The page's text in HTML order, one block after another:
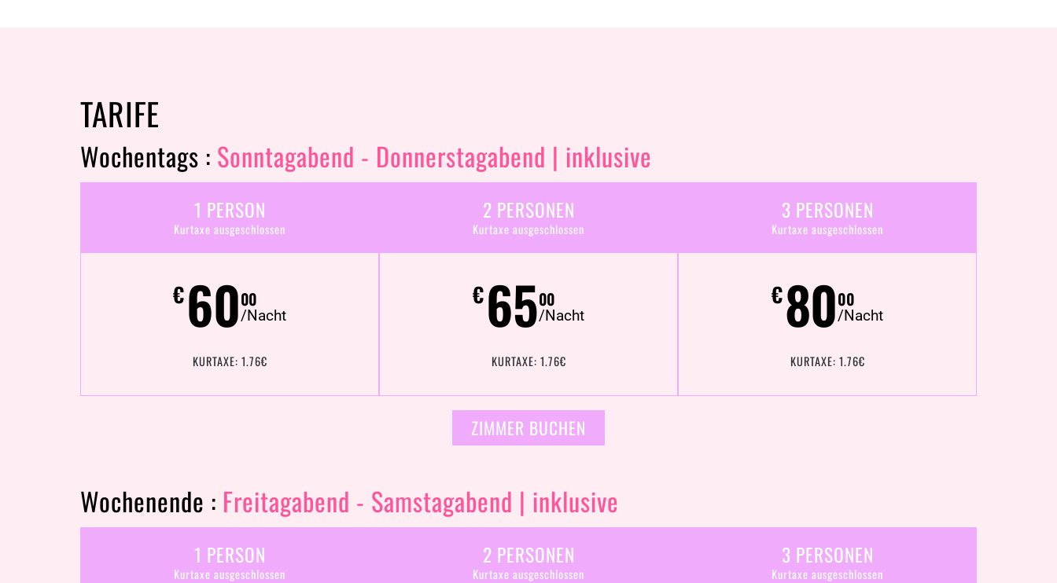
TARIFE
Wochentags : Sonntagabend - Donnerstagabend | inklusive
1 PERSON
Kurtaxe ausgeschlossen
€6000
/Nacht
KURTAXE: 1.76€
2 PERSONEN
Kurtaxe ausgeschlossen
€6500
/Nacht
KURTAXE: 1.76€
3 PERSONEN
Kurtaxe ausgeschlossen
€8000
/Nacht
KURTAXE: 1.76€
ZIMMER BUCHEN
Wochenende : Freitagabend - Samstagabend | inklusive
1 PERSON
Kurtaxe ausgeschlossen
2 PERSONEN
Kurtaxe ausgeschlossen
3 PERSONEN
Kurtaxe ausgeschlossen